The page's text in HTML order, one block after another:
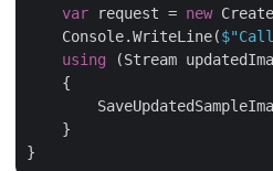
var request = new
    Console.WriteLine(
using (Stream
    {
    }